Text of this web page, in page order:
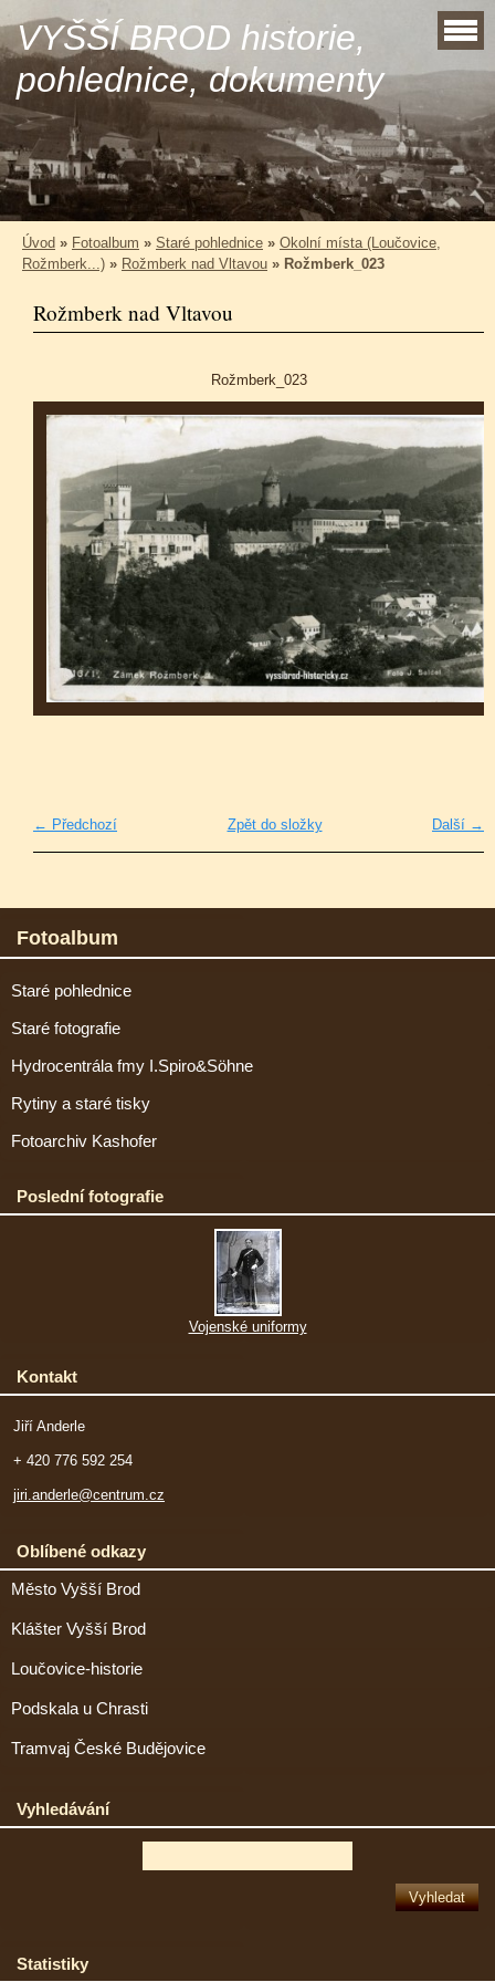
VYŠŠÍ BROD historie,
pohlednice, dokumenty
Úvod » Fotoalbum » Staré pohlednice » Okolní místa (Loučovice,
Rožmberk...) » Rožmberk nad Vltavou » Rožmberk_023
Rožmberk nad Vltavou
Rožmberk_023
← Předchozí Další →
Zpět do složky
Fotoalbum
Staré pohlednice
Staré fotografie
Hydrocentrála fmy I.Spiro&Söhne
Rytiny a staré tisky
Fotoarchiv Kashofer
Poslední fotografie
Vojenské uniformy
Kontakt
Jiří Anderle
+ 420 776 592 254
jiri.anderle@centrum.cz
Oblíbené odkazy
Město Vyšší Brod
Klášter Vyšší Brod
Loučovice-historie
Podskala u Chrasti
Tramvaj České Budějovice
Vyhledávání
Statistiky